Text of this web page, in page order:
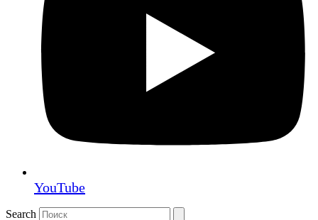
YouTube
Search